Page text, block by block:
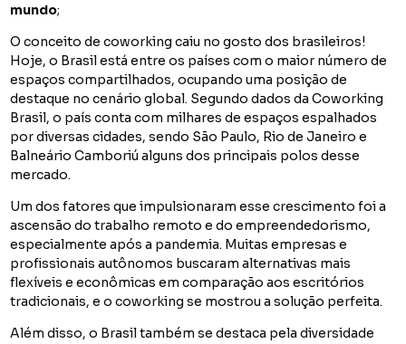
mundo;
O conceito de coworking caiu no gosto dos brasileiros!
Hoje, o Brasil está entre os países com o maior número de
espaços compartilhados, ocupando uma posição de
destaque no cenário global. Segundo dados da Coworking
Brasil, o país conta com milhares de espaços espalhados
por diversas cidades, sendo São Paulo, Rio de Janeiro e
Balneário Camboriú alguns dos principais polos desse
mercado.
Um dos fatores que impulsionaram esse crescimento foi a
ascensão do trabalho remoto e do empreendedorismo,
especialmente após a pandemia. Muitas empresas e
profissionais autônomos buscaram alternativas mais
flexíveis e econômicas em comparação aos escritórios
tradicionais, e o coworking se mostrou a solução perfeita.
Além disso, o Brasil também se destaca pela diversidade